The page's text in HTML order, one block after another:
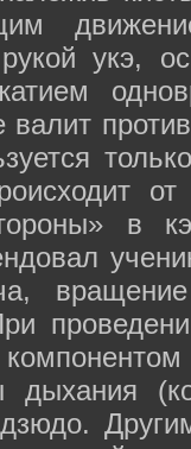
укэ,
валит
в